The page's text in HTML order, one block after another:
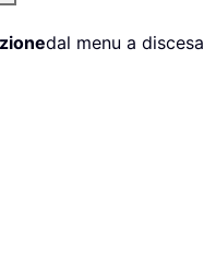
dal menu a discesa